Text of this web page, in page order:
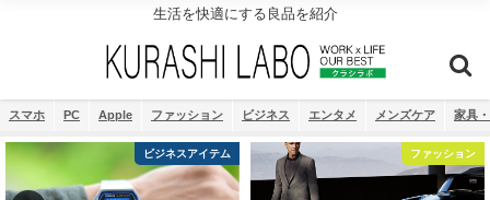
生活を快適にする良品を紹介
スマホ PC Apple ファッション ビジネス エンタメ メンズケア 家具
ビジネスアイテム ファッション